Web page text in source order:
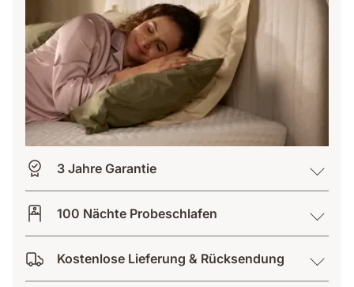
3 Jahre Garantie
100 Nächte Probeschlafen
Kostenlose Lieferung & Rücksendung